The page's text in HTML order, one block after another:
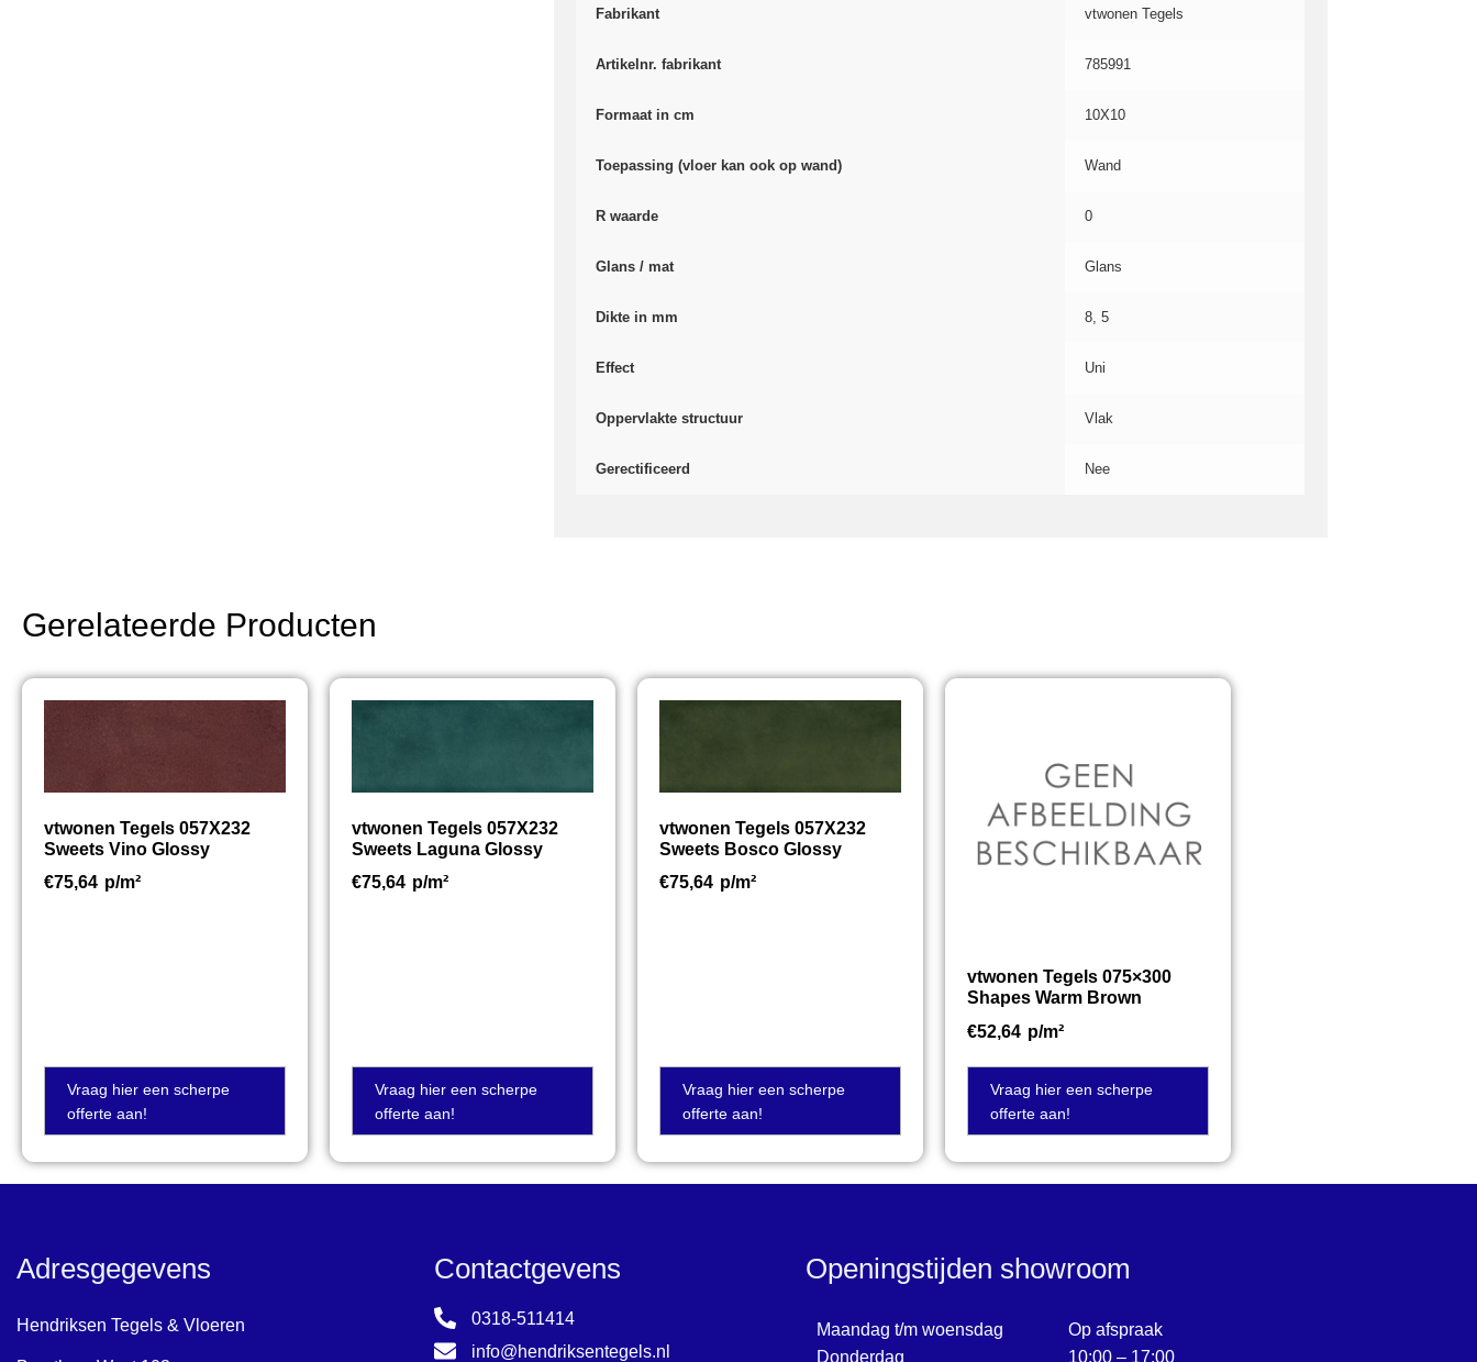
Fabrikant vtwonen Tegels
Artikelnr. fabrikant 785991
Formaat in cm 10X10
Toepassing (vloer kan ook op wand) Wand
R waarde 0
Glans / mat Glans
Dikte in mm 8, 5
Effect Uni
Oppervlakte structuur Vlak
Gerectificeerd Nee
Gerelateerde Producten
vtwonen Tegels 057X232
Sweets Vino Glossy
€75,64 p/m²
Vraag hier een scherpe
offerte aan!
vtwonen Tegels 057X232
Sweets Laguna Glossy
€75,64 p/m²
Vraag hier een scherpe
offerte aan!
vtwonen Tegels 057X232
Sweets Bosco Glossy
€75,64 p/m²
Vraag hier een scherpe
offerte aan!
vtwonen Tegels 075×300
Shapes Warm Brown
€52,64 p/m²
Vraag hier een scherpe
offerte aan!
Adresgegevens
Hendriksen Tegels & Vloeren
Contactgevens
0318-511414
info@hendriksentegels.nl
Openingstijden showroom
Maandag t/m woensdag
Donderdag
Op afspraak
10:00 – 17:00